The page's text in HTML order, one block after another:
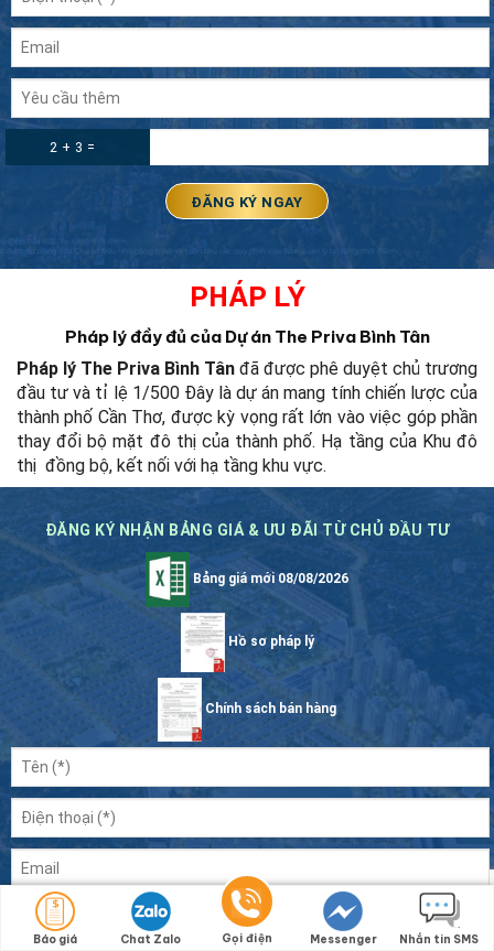
2 + 3 =
PHÁP LÝ
Pháp lý đầy đủ của Dự án The Priva Bình Tân
Pháp lý The Priva Bình Tân đã được phê duyệt chủ trương
đầu tư và tỉ lệ 1/500 Đây là dự án mang tính chiến lược của
thành phố Cần Thơ, được kỳ vọng rất lớn vào việc góp phần
thay đổi bộ mặt đô thị của thành phố. Hạ tầng của Khu đô
thị đồng bộ, kết nối với hạ tầng khu vực.
ĐĂNG KÝ NHẬN BẢNG GIÁ & ƯU ĐÃI TỪ CHỦ ĐẦU TƯ
Bảng giá mới 08/08/2026
Hồ sơ pháp lý
Chính sách bán hàng
Báo giá Chat Zalo Gọi điện Messenger Nhắn tin SMS